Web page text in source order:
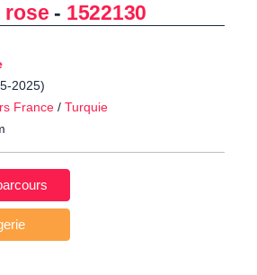
rose - 1522130
2025)
France / Turquie